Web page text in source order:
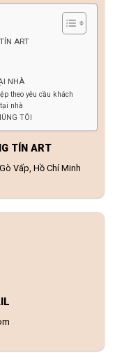
ART
NHÀ
theo yêu cầu khách
nhà
TÔI
TÍN ART
Vấp, Hồ Chí Minh